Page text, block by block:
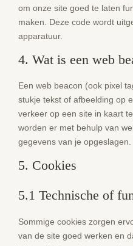
om onze site goed te laten
maken. Deze code wordt
apparatuur.
4. Wat is een web
Een web beacon (ook pixel
stukje tekst of afbeelding op
verkeer op een site in kaart
worden er met behulp van
gegevens van je opgeslagen.
5. Cookies
5.1 Technische of
Sommige cookies zorgen
van de site goed werken en